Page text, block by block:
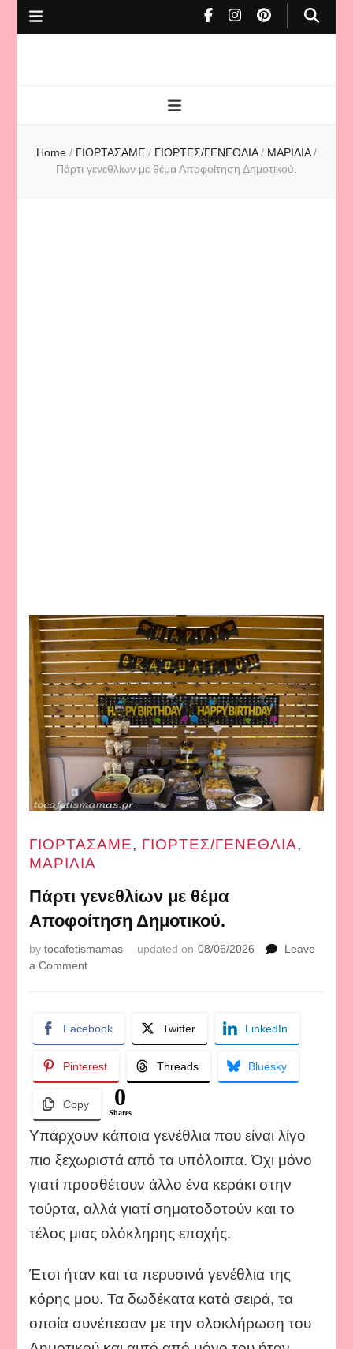
mamas
Home / ΓΙΟΡΤΑΣΑΜΕ / ΓΙΟΡΤΕΣ/ΓΕΝΕΘΛΙΑ/ ΜΑΡΙΛΙΑ/
Πάρτι γενεθλίων με θέμα Αποφοίτηση Δημοτικού.
ΓΙΟΡΤΑΣΑΜΕ, ΓΙΟΡΤΕΣ/ΓΕΝΕΘΛΙΑ,
ΜΑΡΙΛΙΑ
Πάρτι γενεθλίων με θέμα
Αποφοίτηση Δημοτικού.
bytocafetismamas updated on 08/06/2026
Leave
a Commenton
θέμα
Αποφοίτηση
Δημοτικού.
Facebook Twitter LinkedIn
Pinterest Threads Bluesky
Copy 0
Shares
Υπάρχουν κάποια γενέθλια που είναι λίγο
πιο ξεχωριστά από τα υπόλοιπα. Όχι μόνο
γιατί προσθέτουν άλλο ένα κεράκι στην
τούρτα, αλλά γιατί σηματοδοτούν και το
τέλος μιας ολόκληρης εποχής.
Έτσι ήταν και τα περυσινά γενέθλια της
κόρης μου. Τα δωδέκατα κατά σειρά, τα
οποία συνέπεσαν με την ολοκλήρωση του